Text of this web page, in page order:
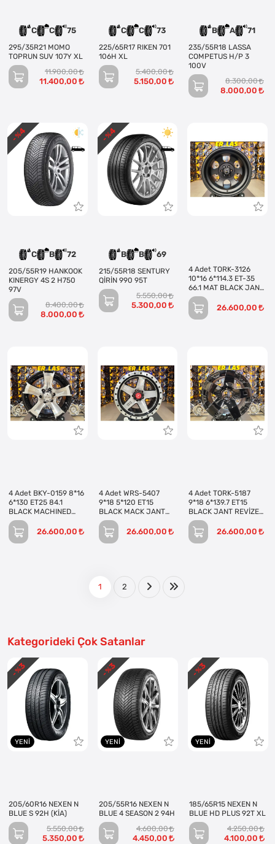
C C 75
295/35R21 MOMO
TOPRUN SUV 107Y XL
11.900,00
11.400,00
C C 73
225/65R17 RIKEN 701
106H XL
5.400,00
5.150,00
B A 71
235/55R18 LASSA
COMPETUS H/P 3
100V
8.300,00
8.000,00
C B 72
205/55R19 HANKOOK
KINERGY 4S 2 H750
97V
8.400,00
8.000,00
- %
4
B B 69
215/55R18 SENTURY
QİRİN 990 95T
5.550,00
5.300,00
- %
4
4 Adet TORK-3126
10*16 6*114.3 ET-35
66.1 MAT BLACK JANT
(Takım)
26.600,00
4 Adet BKY-0159 8*16
6*130 ET25 84.1
BLACK MACHINED
26.600,00
4 Adet WRS-5407
9*18 5*120 ET15
BLACK MACK JANT
REVİZE EDİLMİŞ
(Takım)
26.600,00
4 Adet TORK-5187
9*18 6*139.7 ET15
BLACK JANT REVİZE
EDİLMİŞ (Takım)
26.600,00
1 2
Kategorideki Çok Satanlar
YENI
205/60R16 NEXEN N
BLUE S 92H (KİA)
5.550,00
5.350,00
- %
3
YENI
205/55R16 NEXEN N
BLUE 4 SEASON 2 94H
4.600,00
4.450,00
- %
3
YENI
185/65R15 NEXEN N
BLUE HD PLUS 92T XL
4.250,00
4.100,00
- %
3